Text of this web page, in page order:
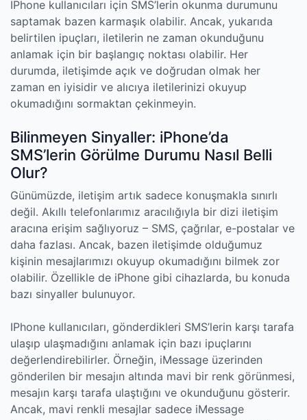
IPhone kullanıcıları için SMS’lerin okunma durumunu
saptamak bazen karmaşık olabilir. Ancak, yukarıda
belirtilen ipuçları, iletilerin ne zaman okunduğunu
anlamak için bir başlangıç noktası olabilir. Her
durumda, iletişimde açık ve doğrudan olmak her
zaman en iyisidir ve alıcıya iletilerinizi okuyup
okumadığını sormaktan çekinmeyin.
Bilinmeyen Sinyaller: iPhone’da
SMS’lerin Görülme Durumu Nasıl Belli
Olur?
Günümüzde, iletişim artık sadece konuşmakla sınırlı
değil. Akıllı telefonlarımız aracılığıyla bir dizi iletişim
aracına erişim sağlıyoruz – SMS, çağrılar, e-postalar ve
daha fazlası. Ancak, bazen iletişimde olduğumuz
kişinin mesajlarımızı okuyup okumadığını bilmek zor
olabilir. Özellikle de iPhone gibi cihazlarda, bu konuda
bazı sinyaller bulunuyor.
IPhone kullanıcıları, gönderdikleri SMS’lerin karşı tarafa
ulaşıp ulaşmadığını anlamak için bazı ipuçlarını
değerlendirebilirler. Örneğin, iMessage üzerinden
gönderilen bir mesajın altında mavi bir renk görünmesi,
mesajın karşı tarafa ulaştığını ve okunduğunu gösterir.
Ancak, mavi renkli mesajlar sadece iMessage